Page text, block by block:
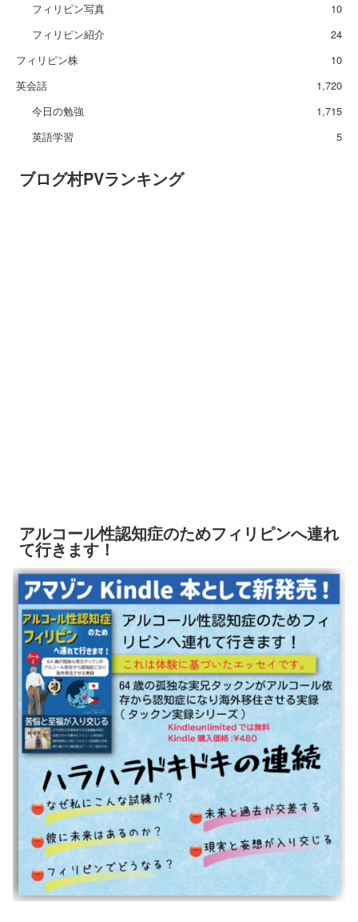
フィリピン写真
10
フィリピン紹介
24
フィリピン株
10
英会話
1,720
今日の勉強
1,715
英語学習
5
ブログ村PVランキング
アルコール性認知症のためフィリピンへ連れ
て行きます！